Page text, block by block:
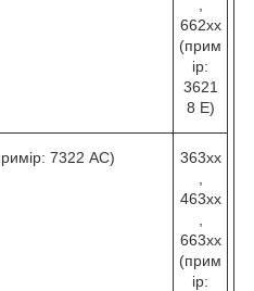
662хх
(прим
ір:
3621
8 Е)
7322 AC)
363хх
463хх
663хх
(прим
ір: